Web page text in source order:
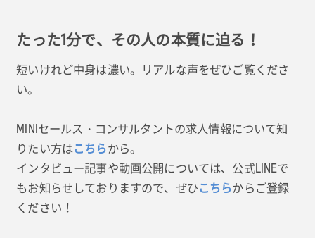
たった1分で、その人の本質に迫る！
短いけれど中身は濃い。リアルな声をぜひご覧くださ
い。
MINIセールス・コンサルタントの求人情報について知
りたい方はこちらから。
インタビュー記事や動画公開については、公式LINEで
もお知らせしておりますので、ぜひこちらからご登録
ください！